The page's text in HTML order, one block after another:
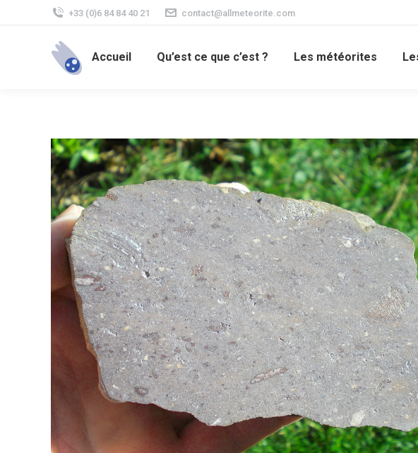
+33 (0)6 84 84 40 21 contact@allmeteorite.com
Accueil Qu’est ce que c’est ? Les météorites